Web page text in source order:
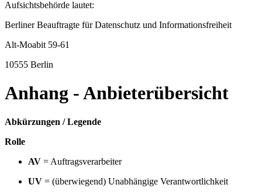
Aufsichtsbehörde lautet:
Berliner Beauftragte für Datenschutz und Informationsfreiheit
Alt-Moabit 59-61
10555 Berlin
Anhang - Anbieterübersicht
Abkürzungen / Legende
Rolle
AV = Auftragsverarbeiter
UV = (überwiegend) Unabhängige Verantwortlichkeit